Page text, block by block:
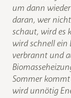
um dann
daran, wer
schaut, wird es
wird schnell ein
verbrannt und
Sommer
wird unnötig